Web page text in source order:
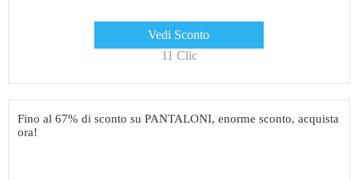
Vedi Sconto
11 Clic
Fino al 67% di sconto su PANTALONI, enorme sconto, acquista
ora!